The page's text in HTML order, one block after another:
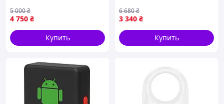
радиус 60 м,
влагозащищенный)
4 750 ₴
5 000₴
Купить
для ребенка, Трекер для
ребенка, ITR
3 340 ₴
6 680₴
Купить